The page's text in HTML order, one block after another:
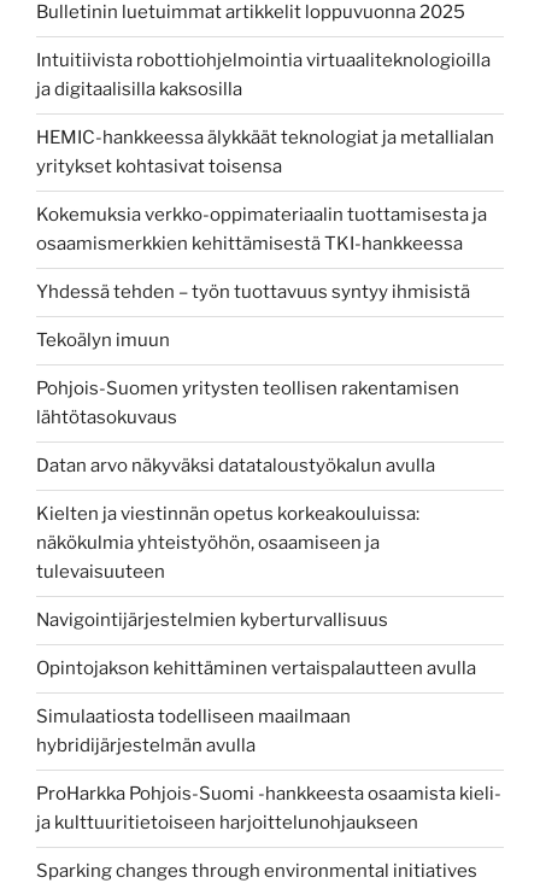
Bulletinin luetuimmat artikkelit loppuvuonna 2025
Intuitiivista robottiohjelmointia virtuaaliteknologioilla
ja digitaalisilla kaksosilla
HEMIC-hankkeessa älykkäät teknologiat ja metallialan
yritykset kohtasivat toisensa
Kokemuksia verkko-oppimateriaalin tuottamisesta ja
osaamismerkkien kehittämisestä TKI-hankkeessa
Yhdessä tehden – työn tuottavuus syntyy ihmisistä
Tekoälyn imuun
Pohjois-Suomen yritysten teollisen rakentamisen
lähtötasokuvaus
Datan arvo näkyväksi datataloustyökalun avulla
Kielten ja viestinnän opetus korkeakouluissa:
näkökulmia yhteistyöhön, osaamiseen ja
tulevaisuuteen
Navigointijärjestelmien kyberturvallisuus
Opintojakson kehittäminen vertaispalautteen avulla
Simulaatiosta todelliseen maailmaan
hybridijärjestelmän avulla
ProHarkka Pohjois-Suomi -hankkeesta osaamista kieli-
ja kulttuuritietoiseen harjoittelunohjaukseen
Sparking changes through environmental initiatives